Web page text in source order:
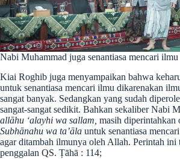
Nabi Muhammad juga senantiasa mencari ilmu
Kiai Roghib juga menyampaikan bahwa
untuk senantiasa mencari ilmu dikarenakan
sangat banyak. Sedangkan yang sudah
sangat-sangat sedikit. Bahkan sekaliber Nabi
allāhu ‘alayhi wa sallam, masih diperintahkan
Subhānahu wa ta’āla untuk senantiasa
agar ditambah ilmunya oleh Allah. Perintah ini
penggalan QS. Ṭāhā : 114;